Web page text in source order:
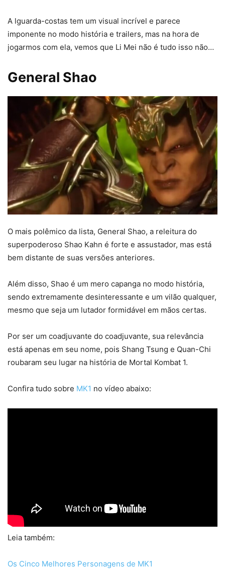
A lguarda-costas tem um visual incrível e parece
imponente no modo história e trailers, mas na hora de
jogarmos com ela, vemos que Li Mei não é tudo isso não…
General Shao
O mais polêmico da lista, General Shao, a releitura do
superpoderoso Shao Kahn é forte e assustador, mas está
bem distante de suas versões anteriores.
Além disso, Shao é um mero capanga no modo história,
sendo extremamente desinteressante e um vilão qualquer,
mesmo que seja um lutador formidável em mãos certas.
Por ser um coadjuvante do coadjuvante, sua relevância
está apenas em seu nome, pois Shang Tsung e Quan-Chi
roubaram seu lugar na história de Mortal Kombat 1.
Confira tudo sobre MK1 no vídeo abaixo:
Leia também:
Os Cinco Melhores Personagens de MK1